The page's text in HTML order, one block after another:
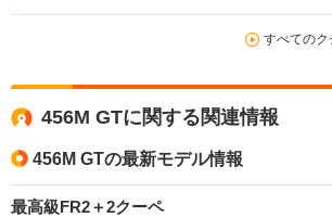
すべての
456M GTに関する関連情報
456M GTの最新モデル情報
最高級FR2＋2クーペ